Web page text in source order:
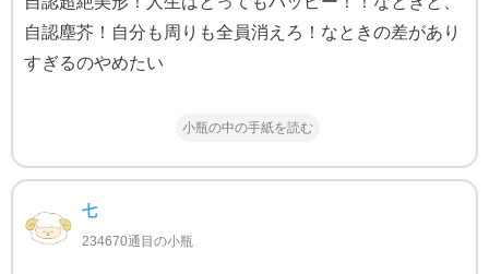
自認塵芥！自分も周りも全員消えろ！なときの差があり
すぎるのやめたい
小瓶の中の手紙を読む
七
234670通目の小瓶